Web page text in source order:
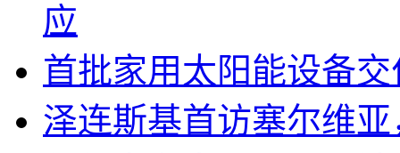
应
首批家用太阳能设备
泽连斯基首访塞尔维